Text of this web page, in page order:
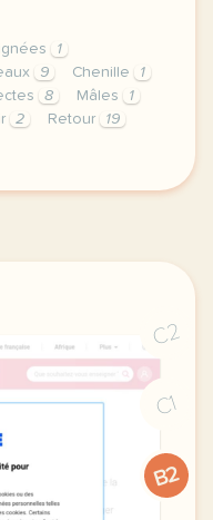
1
9 Chenille
1
8 Mâles
1
2 Retour
19
aussi se font des
C2
C1
B2